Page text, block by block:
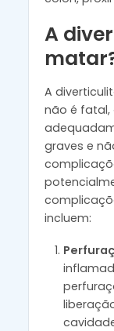
A
A
não é
graves e
incluem: